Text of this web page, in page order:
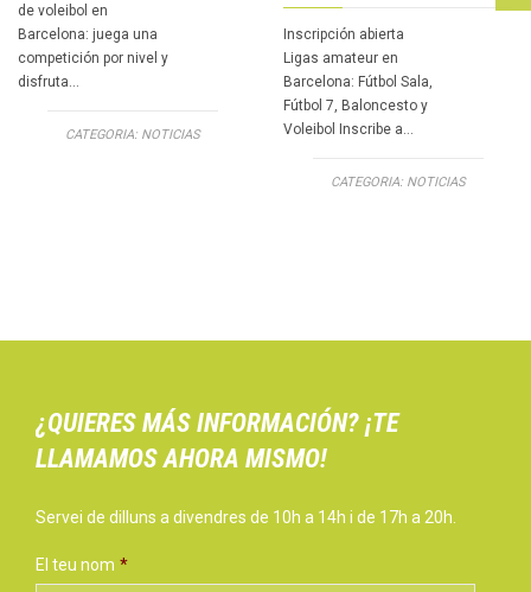
de voleibol en
Barcelona: juega una
competición por nivel y
disfruta…
CATEGORIA: NOTICIAS
Inscripción abierta
Ligas amateur en
Barcelona: Fútbol Sala,
Fútbol 7, Baloncesto y
Voleibol Inscribe a…
CATEGORIA: NOTICIAS
¿QUIERES MÁS INFORMACIÓN? ¡TE
LLAMAMOS AHORA MISMO!
Servei de dilluns a divendres de 10h a 14h i de 17h a 20h.
El teu nom *